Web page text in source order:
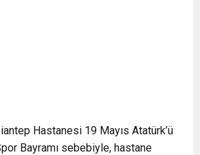
Hastanesi 19 Mayıs Atatürk’ü
Bayramı sebebiyle, hastane